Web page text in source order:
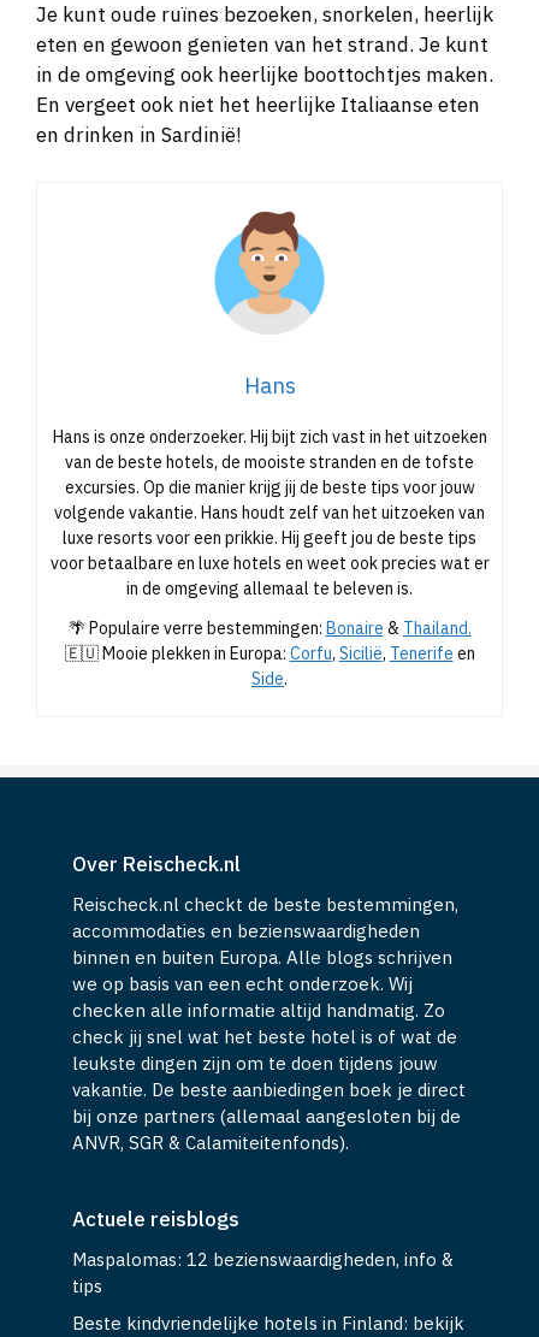
Je kunt oude ruïnes bezoeken, snorkelen, heerlijk
eten en gewoon genieten van het strand. Je kunt
in de omgeving ook heerlijke boottochtjes maken.
En vergeet ook niet het heerlijke Italiaanse eten
en drinken in Sardinië!
Hans
Hans is onze onderzoeker. Hij bijt zich vast in het uitzoeken
van de beste hotels, de mooiste stranden en de tofste
excursies. Op die manier krijg jij de beste tips voor jouw
volgende vakantie. Hans houdt zelf van het uitzoeken van
luxe resorts voor een prikkie. Hij geeft jou de beste tips
voor betaalbare en luxe hotels en weet ook precies wat er
in de omgeving allemaal te beleven is.
🌴 Populaire verre bestemmingen: Bonaire & Thailand.
🇪🇺 Mooie plekken in Europa: Corfu, Sicilië, Tenerife en
Side.
Over Reischeck.nl
Reischeck.nl checkt de beste bestemmingen,
accommodaties en bezienswaardigheden
binnen en buiten Europa. Alle blogs schrijven
we op basis van een echt onderzoek. Wij
checken alle informatie altijd handmatig. Zo
check jij snel wat het beste hotel is of wat de
leukste dingen zijn om te doen tijdens jouw
vakantie. De beste aanbiedingen boek je direct
bij onze partners (allemaal aangesloten bij de
ANVR, SGR & Calamiteitenfonds).
Actuele reisblogs
Maspalomas: 12 bezienswaardigheden, info &
tips
Beste kindvriendelijke hotels in Finland: bekijk